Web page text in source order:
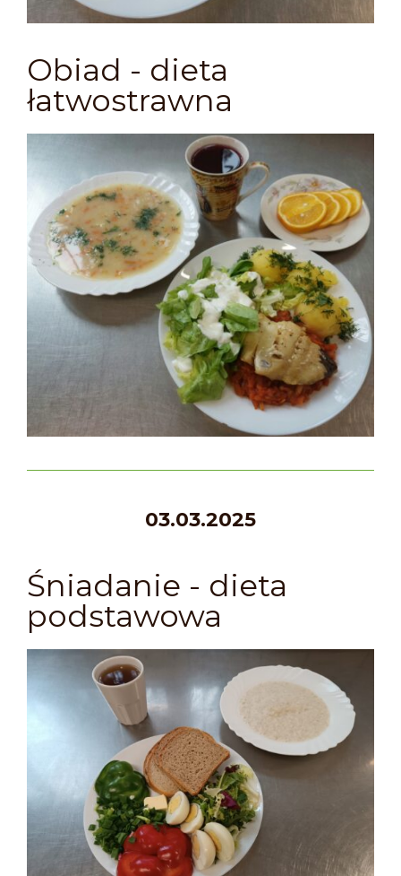
Obiad - dieta
łatwostrawna
03.03.2025
Śniadanie - dieta
podstawowa